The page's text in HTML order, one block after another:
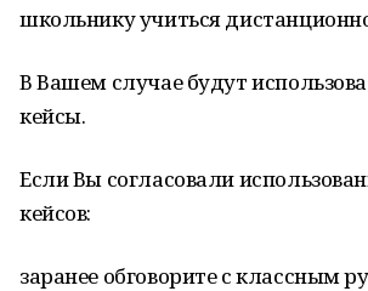
школьнику учиться
В Вашем случае будут
кейсы.
Если Вы согласовали
кейсов:
заранее обговорите с классным